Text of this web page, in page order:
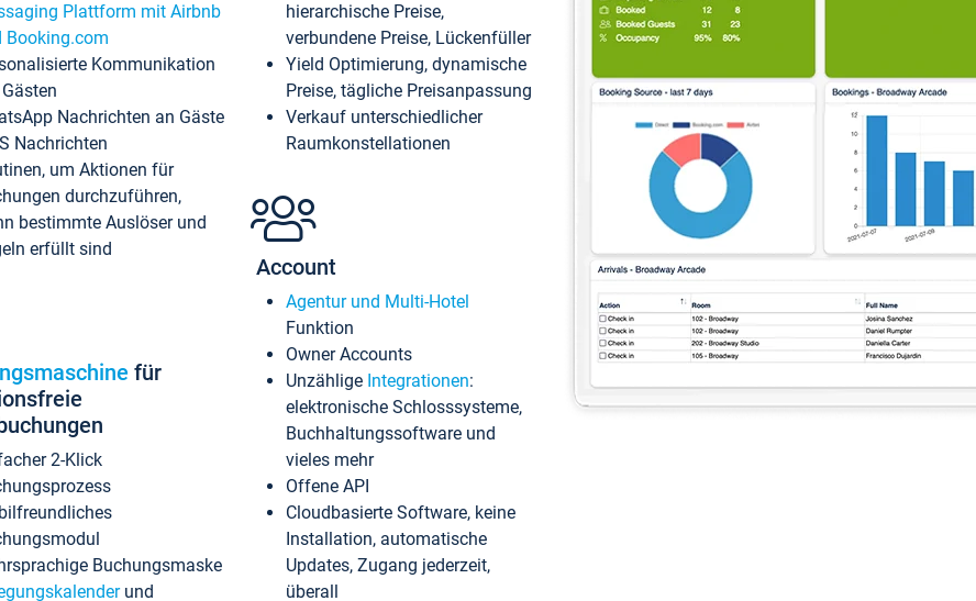
Plattform mit Airbnb
Booking.com
Kommunikation
Nachrichten an Gäste
Nachrichten
um Aktionen für
durchzuführen,
bestimmte Auslöser und
erfüllt sind
für
2-Klick
Buchungsmaske
und
hierarchische Preise,
verbundene Preise, Lückenfüller
Yield Optimierung, dynamische
Preise, tägliche Preisanpassung
Verkauf unterschiedlicher
Raumkonstellationen
Account
Agentur und Multi-Hotel
Funktion
Owner Accounts
Unzählige Integrationen:
elektronische Schlosssysteme,
Buchhaltungssoftware und
vieles mehr
Offene API
Cloudbasierte Software, keine
Installation, automatische
Updates, Zugang jederzeit,
überall